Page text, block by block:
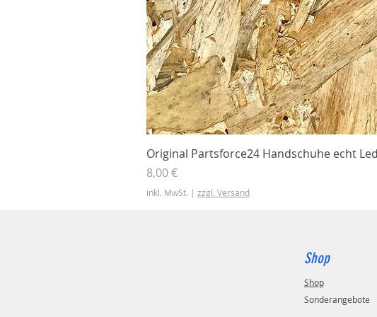
Original Partsforce24 Handschuhe echt
Preis
8,00 €
inkl. MwSt. | zzgl. Versand
Shop
Shop
Sonderangebote